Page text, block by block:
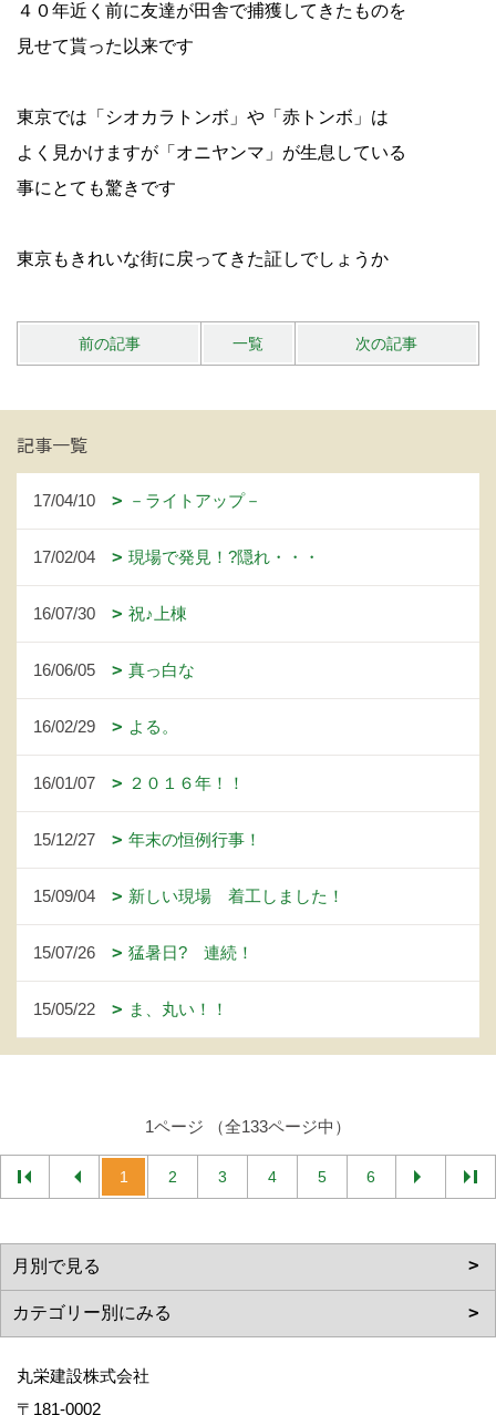
４０年近く前に友達が田舎で捕獲してきたものを
見せて貰った以来です
東京では「シオカラトンボ」や「赤トンボ」は
よく見かけますが「オニヤンマ」が生息している
事にとても驚きです
東京もきれいな街に戻ってきた証しでしょうか
前の記事 一覧 次の記事
記事一覧
17/04/10 －ライトアップ－
17/02/04 現場で発見！?隠れ・・・
16/07/30 祝♪上棟
16/06/05 真っ白な
16/02/29 よる。
16/01/07 ２０１６年！！
15/12/27 年末の恒例行事！
15/09/04 新しい現場 着工しました！
15/07/26 猛暑日? 連続！
15/05/22 ま、丸い！！
1ページ （全133ページ中）
1 2 3 4 5 6
丸栄建設株式会社
〒181-0002